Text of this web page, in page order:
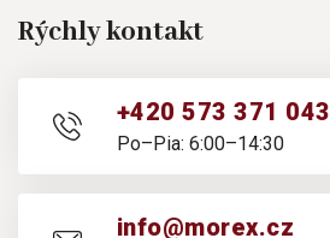
Rýchly kontakt
+420 573 371 043
Po–Pia: 6:00–14:30
info@morex.cz